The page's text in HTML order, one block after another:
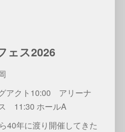
ェス2026
アクト10:00 アリーナ
11:30 ホールA
40年に渡り開催してきた